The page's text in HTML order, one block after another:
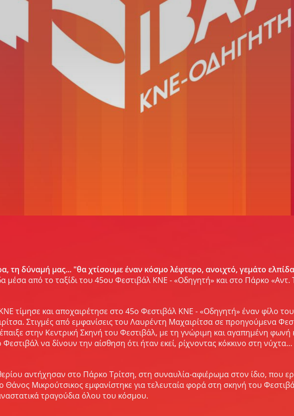
τη δύναμή μας... "θα χτίσουμε έναν κόσμο λέφτερο, ανοιχτό, γεμάτο
μέσα από το ταξίδι του 45ου Φεστιβάλ ΚΝΕ - «Οδηγητή» και στο Πάρκο «Αντ.
τίμησε και αποχαιρέτησε στο 45ο Φεστιβάλ ΚΝΕ - «Οδηγητή» έναν φίλο
Στιγμές από εμφανίσεις του Λαυρέντη Μαχαιρίτσα σε προηγούμενα
στην Κεντρική Σκηνή του Φεστιβάλ, με τη γνώριμη και αγαπημένη
να δίνουν την αίσθηση ότι ήταν εκεί, ρίχνοντας κόκκινο στη νύχτα…
αντήχησαν στο Πάρκο Τρίτση, στη συναυλία-αφιέρωμα στον ίδιο, που
Μικρούτσικος εμφανίστηκε για τελευταία φορά στη σκηνή του
τραγούδια όλου του κόσμου.